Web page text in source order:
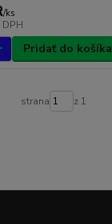
/ks
Pridať do košíka
strana z 1